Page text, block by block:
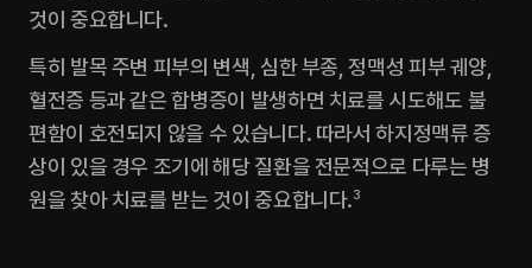
것이 중요합니다.
특히 발목 주변 피부의 변색, 심한 부종, 정맥성 피부 궤양,
혈전증 등과 같은 합병증이 발생하면 치료를 시도해도 불
편함이 호전되지 않을 수 있습니다. 따라서 하지정맥류 증
상이 있을 경우 조기에 해당 질환을 전문적으로 다루는 병
원을 찾아 치료를 받는 것이 중요합니다.3